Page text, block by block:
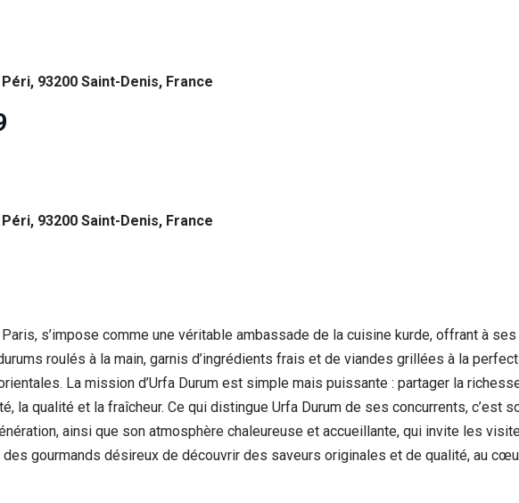
93200 Saint-Denis, France
93200 Saint-Denis, France
s’impose comme une véritable ambassade de la cuisine kurde, offrant à
roulés à la main, garnis d’ingrédients frais et de viandes grillées à la
La mission d’Urfa Durum est simple mais puissante : partager la
la qualité et la fraîcheur. Ce qui distingue Urfa Durum de ses concurrents, c’est
ainsi que son atmosphère chaleureuse et accueillante, qui invite les
gourmands désireux de découvrir des saveurs originales et de qualité, au